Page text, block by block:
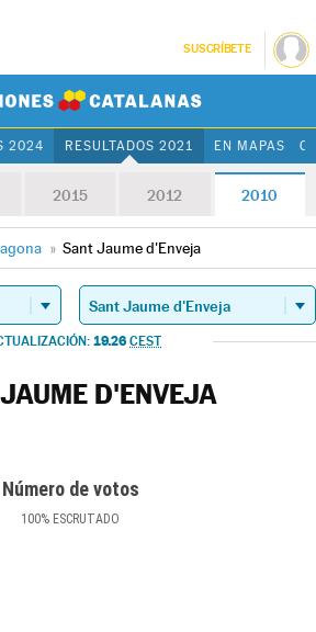
SUSCRÍBETE
2024 RESULTADOS 2021 EN MAPAS
2015 2012 2010
» Sant Jaume d'Enveja
19.26 CEST
D'ENVEJA
Número de votos
100% ESCRUTADO